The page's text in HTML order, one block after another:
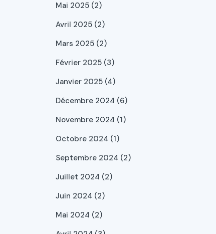
Mai 2025 (2)
Avril 2025 (2)
Mars 2025 (2)
Février 2025 (3)
Janvier 2025 (4)
Décembre 2024 (6)
Novembre 2024 (1)
Octobre 2024 (1)
Septembre 2024 (2)
Juillet 2024 (2)
Juin 2024 (2)
Mai 2024 (2)